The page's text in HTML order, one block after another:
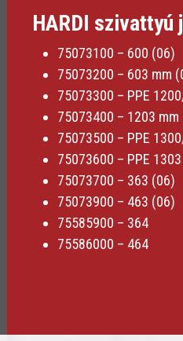
HARDI
75073100 – 600 (06)
75073200 – 603 mm
75073300 – PPE
75073400 – 1203
75073500 – PPE
75073600 – PPE
75073700 – 363 (06)
75073900 – 463 (06)
75585900 – 364
75586000 – 464